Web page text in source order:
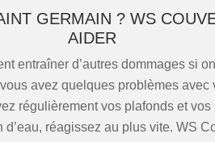
GERMAIN ? WS
AIDER
entraîner d’autres dommages si
avez quelques problèmes avec
régulièrement vos plafonds et vos
d’eau, réagissez au plus vite. WS